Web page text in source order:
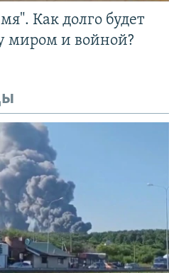
Как долго будет
миром и войной?